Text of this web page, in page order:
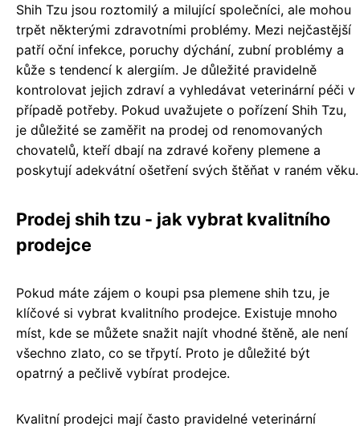
Shih Tzu jsou roztomilý a milující společníci, ale mohou
trpět některými zdravotními problémy. Mezi nejčastější
patří oční infekce, poruchy dýchání, zubní problémy a
kůže s tendencí k alergiím. Je důležité pravidelně
kontrolovat jejich zdraví a vyhledávat veterinární péči v
případě potřeby. Pokud uvažujete o pořízení Shih Tzu,
je důležité se zaměřit na prodej od renomovaných
chovatelů, kteří dbají na zdravé kořeny plemene a
poskytují adekvátní ošetření svých štěňat v raném věku.
Prodej shih tzu - jak vybrat kvalitního
prodejce
Pokud máte zájem o koupi psa plemene shih tzu, je
klíčové si vybrat kvalitního prodejce. Existuje mnoho
míst, kde se můžete snažit najít vhodné štěně, ale není
všechno zlato, co se třpytí. Proto je důležité být
opatrný a pečlivě vybírat prodejce.
Kvalitní prodejci mají často pravidelné veterinární